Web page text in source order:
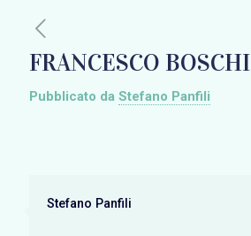
FRANCESCO BOSCHI
Pubblicato da Stefano Panfili
Stefano Panfili